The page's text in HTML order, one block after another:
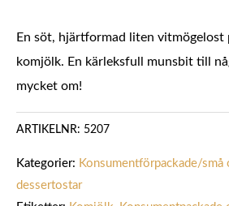
En söt, hjärtformad liten vitmögelost
komjölk. En kärleksfull munsbit till
mycket om!
ARTIKELNR: 5207
Kategorier: Konsumentförpackade/små
dessertostar